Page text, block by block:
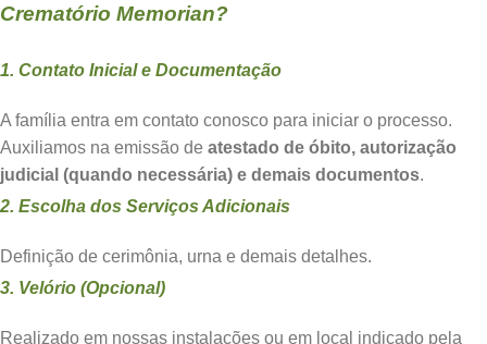
Crematório Memorian?
1. Contato Inicial e Documentação
A família entra em contato conosco para iniciar o processo.
Auxiliamos na emissão de atestado de óbito, autorização
judicial (quando necessária) e demais documentos.
2. Escolha dos Serviços Adicionais
Definição de cerimônia, urna e demais detalhes.
3. Velório (Opcional)
Realizado em nossas instalações ou em local indicado pela